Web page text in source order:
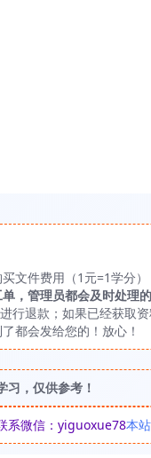
文件费用（1元=1学分）
，管理员都会及时处理
行退款；如果已经获取
都会发给您的！放心！
，仅供参考！
系微信：yiguoxue78本